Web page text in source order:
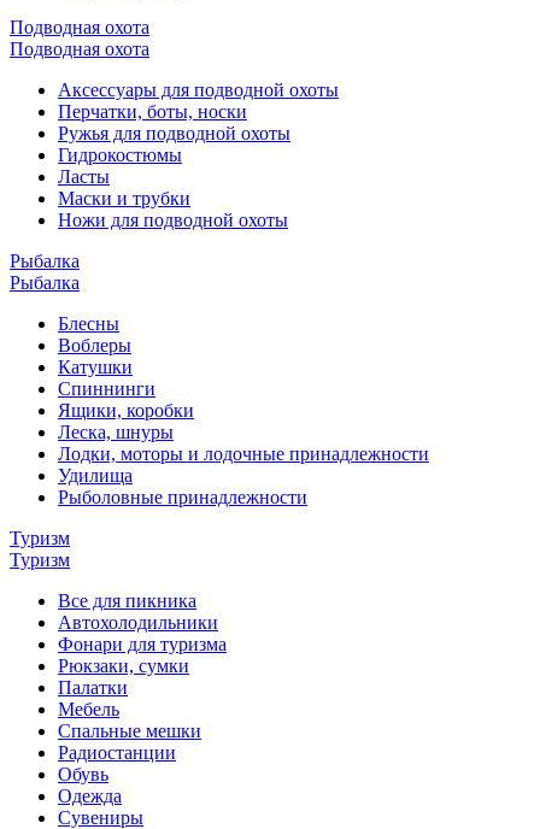
Подводная охота
Подводная охота
Аксессуары для подводной охоты
Перчатки, боты, носки
Ружья для подводной охоты
Гидрокостюмы
Ласты
Маски и трубки
Ножи для подводной охоты
Рыбалка
Рыбалка
Блесны
Воблеры
Катушки
Спиннинги
Ящики, коробки
Леска, шнуры
Лодки, моторы и лодочные принадлежности
Удилища
Рыболовные принадлежности
Туризм
Туризм
Все для пикника
Автохолодильники
Фонари для туризма
Рюкзаки, сумки
Палатки
Мебель
Спальные мешки
Радиостанции
Обувь
Одежда
Сувениры